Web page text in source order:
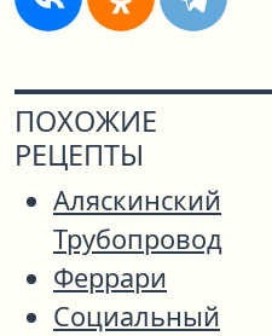
ПОХОЖИЕ
РЕЦЕПТЫ
Аляскинский
Трубопровод
Феррари
Социальный